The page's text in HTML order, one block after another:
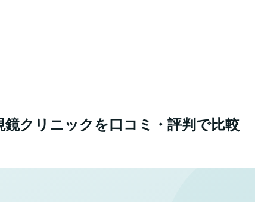
鏡クリニックを口コミ・評判で比較